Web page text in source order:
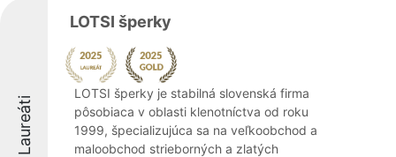
Laureáti
LOTSI šperky
LOTSI šperky je stabilná slovenská firma
pôsobiaca v oblasti klenotníctva od roku
1999, špecializujúca sa na veľkoobchod a
maloobchod strieborných a zlatých